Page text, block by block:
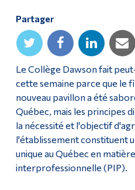
Partager
Le Collège Dawson fait
cette semaine parce que le
nouveau pavillon a été
Québec, mais les principes
la nécessité et l'objectif
l'établissement constituent
unique au Québec en
interprofessionnelle (PIP).